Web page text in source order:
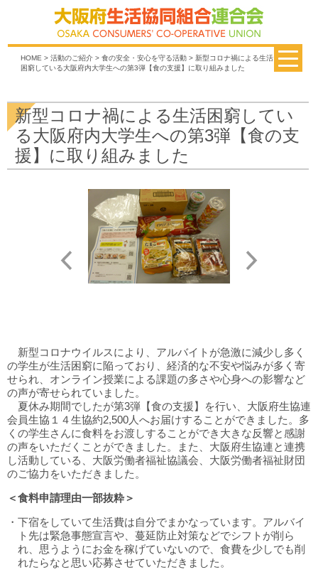
HOME > 活動のご紹介> 食の安全・安心を守る活動> 新型コロナ禍による生活
困窮している大阪府内大学生への第3弾【食の支援】に取り組みました
新型コロナ禍による生活困窮してい
る大阪府内大学生への第3弾【食の支
援】に取り組みました
新型コロナウイルスにより、アルバイトが急激に減少し多く
の学生が生活困窮に陥っており、経済的な不安や悩みが多く寄
せられ、オンライン授業による課題の多さや心身への影響など
の声が寄せられていました。
夏休み期間でしたが第3弾【食の支援】を行い、大阪府生協連
会員生協１４生協約2,500人へお届けすることができました。多
くの学生さんに食料をお渡しすることができ大きな反響と感謝
の声をいただくことができました。また、大阪府生協連と連携
し活動している、大阪労働者福祉協議会、大阪労働者福祉財団
のご協力をいただきました。
＜食料申請理由一部抜粋＞
・下宿をしていて生活費は自分でまかなっています。アルバイ
ト先は緊急事態宣言や、蔓延防止対策などでシフトが削ら
れ、思うようにお金を稼げていないので、食費を少しでも削
れたらなと思い応募させていただきました。